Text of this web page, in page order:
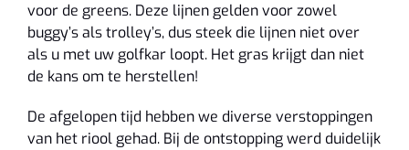
voor de greens. Deze lijnen gelden voor zowel
buggy’s als trolley’s, dus steek die lijnen niet over
als u met uw golfkar loopt. Het gras krijgt dan niet
de kans om te herstellen!
De afgelopen tijd hebben we diverse verstoppingen
van het riool gehad. Bij de ontstopping werd duidelijk